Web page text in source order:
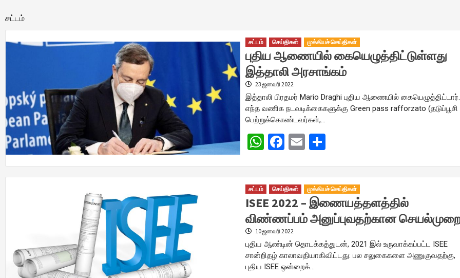
சட்டம்
சட்டம் செய்திகள் முக்கியச் செய்திகள்
புதிய ஆணையில் கையெழுத்திட்டுள்ளது
இத்தாலி அரசாங்கம்
23 ஜனவரி 2022
இத்தாலி பிரதமர் Mario Draghi புதிய ஆணையில் கையெழுத்திட்டார்.
எந்த வணிக நடவடிக்கைகளுக்கு Green pass rafforzato (தடுப்பூசி
பெற்றுக்கொண்டவர்கள்,…
WhatsApp
Facebook
Email
சட்டம் செய்திகள் முக்கியச் செய்திகள்
ISEE 2022 – இணையத்தளத்தில்
விண்ணப்பம் அனுப்புவதற்கான
10 ஜனவரி 2022
புதிய ஆண்டின் தொடக்கத்துடன், 2021 இல் உருவாக்கப்பட்ட ISEE
சான்றிதழ் காலாவதியாகிவிட்டது: பல சலுகைகளை அணுகுவதற்கு,
புதிய ISEE ஒன்றைக்…